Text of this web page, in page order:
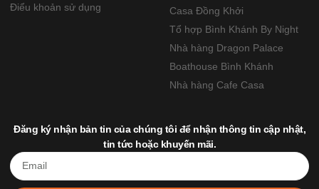
Điểu khoản sử dụng
Casa Đồng Khởi
Tổ hợp Bình Khánh By Night
Nhà hàng Dragon Palace
Boathouse Bình Khánh
Nhà hàng Cafe Casa
Đăng ký nhận bản tin của chúng tôi để nhận thông tin cập nhật,
tin tức hoặc khuyến mãi.